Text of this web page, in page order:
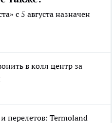
с 5 августа назначен
в колл центр за
перелетов: Termoland